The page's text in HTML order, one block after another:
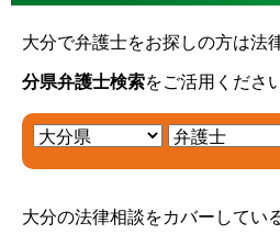
大分で弁護士をお探しの方は法
分県弁護士検索をご活用くださ
大分の法律相談をカバーしてい